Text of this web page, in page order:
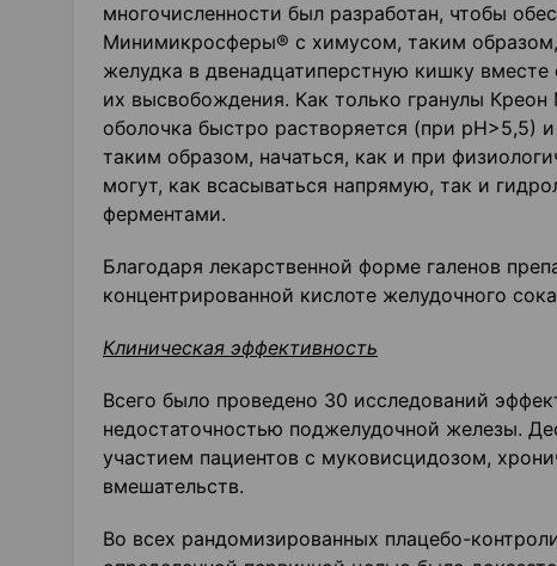
многочисленности был разработан, чтобы
Минимикросферы® с химусом, таким
желудка в двенадцатиперстную кишку
их высвобождения. Как только гранулы
оболочка быстро растворяется (при
таким образом, начаться, как и при
могут, как всасываться напрямую, так и
ферментами.
Благодаря лекарственной форме галенов
концентрированной кислоте желудочного
Клиническая эффективность
Всего было проведено 30 исследований
недостаточностью поджелудочной железы.
участием пациентов с муковисцидозом,
вмешательств.
Во всех рандомизированных плацебо-